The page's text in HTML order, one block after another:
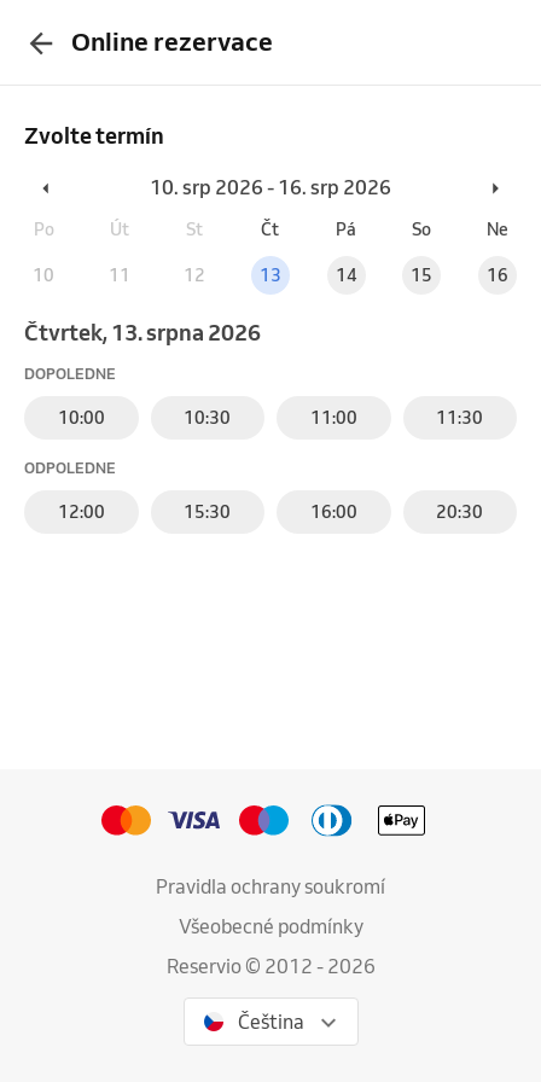
Online rezervace
Zvolte termín
10. srp 2026 - 16. srp 2026
Po Út St Čt Pá So Ne
10 11 12 13 14 15 16
čtvrtek, 13. srpna 2026
DOPOLEDNE
10:00 10:30 11:00 11:30
ODPOLEDNE
12:00 15:30 16:00 20:30
Pravidla ochrany soukromí
Všeobecné podmínky
Reservio © 2012 - 2026
Čeština